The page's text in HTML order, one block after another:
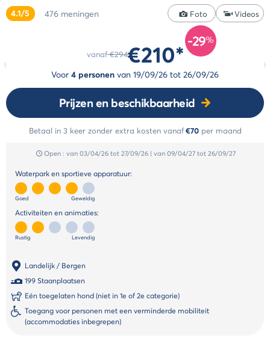
De
stijl
De
Select
Annuleringsverzekering
4.1/5 476meningen Foto Videos
vanaf€294
-29%
€210*
Voor 4 personen van 19/09/26 tot 26/09/26
Prijzen en beschikbaarheid
Betaal in 3 keer zonder extra kosten vanaf€70per maand
Open : van 03/04/26 tot 27/09/26| van 09/04/27 tot 26/09/27
Waterpark en sportieve apparatuur:
Goed Geweldig
Activiteiten en animaties:
Rustig Levendig
Landelijk / Bergen
199 Staanplaatsen
Eén toegelaten hond (niet in 1e of 2e categorie)
Toegang voor personen met een verminderde mobiliteit
(accommodaties inbegrepen)